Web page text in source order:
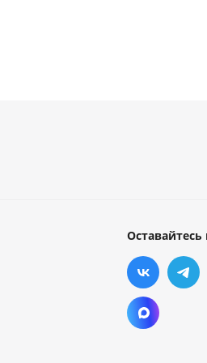
Оставайтесь